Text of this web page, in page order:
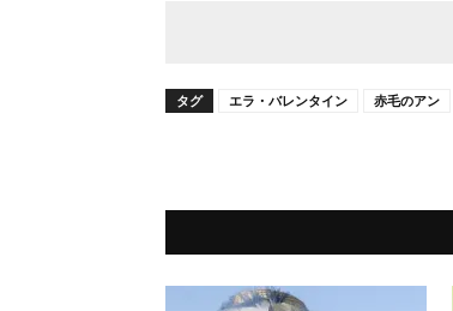
タグ エラ・バレンタイン 赤毛のアン